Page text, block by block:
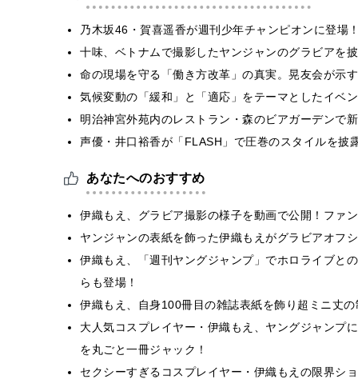
乃木坂46・賀喜遥香が週刊少年チャンピオンに登
十味、ベトナムで撮影したヤンジャンのグラビアを
命の現場を守る「働き方改革」の真実。晃友会が示
気候変動の「緩和」と「適応」をテーマとしたイベ
明治神宮外苑内のレストラン・森のビアガーデンで
声優・井口裕香が「FLASH」で圧巻のスタイルを
あなたへのおすすめ
伊織もえ、グラビア撮影の様子を動画で公開！ファ
ヤンジャンの表紙を飾った伊織もえがグラビアオフ
伊織もえ、「週刊ヤングジャンプ」でホロライブと
らも登場！
伊織もえ、自身100冊目の雑誌表紙を飾り超ミニ丈
大人気コスプレイヤー・伊織もえ、ヤングジャンプ
を丸ごと一冊ジャック！
セクシーすぎるコスプレイヤー・伊織もえの限界シ